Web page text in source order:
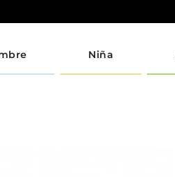
Niña